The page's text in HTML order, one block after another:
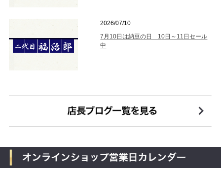
2026/07/10
7月10日は納豆の日 10日～11日セール
中